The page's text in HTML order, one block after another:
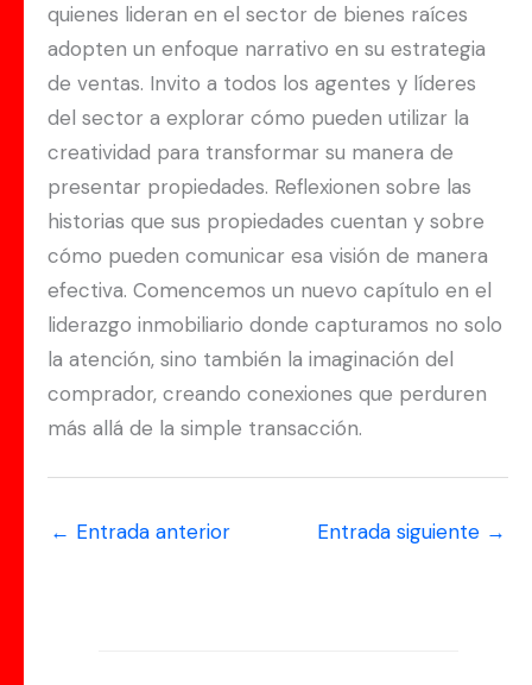
quienes lideran en el sector de bienes raíces
adopten un enfoque narrativo en su estrategia
de ventas. Invito a todos los agentes y líderes
del sector a explorar cómo pueden utilizar la
creatividad para transformar su manera de
presentar propiedades. Reflexionen sobre las
historias que sus propiedades cuentan y sobre
cómo pueden comunicar esa visión de manera
efectiva. Comencemos un nuevo capítulo en el
liderazgo inmobiliario donde capturamos no solo
la atención, sino también la imaginación del
comprador, creando conexiones que perduren
más allá de la simple transacción.
← Entrada anterior Entrada siguiente →